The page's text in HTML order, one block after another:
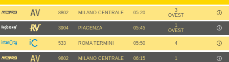
8802 MILANO CENTRALE 05:20
3
OVEST
3904 PIACENZA 05:45
1
OVEST
533 ROMA TERMINI 05:50 4
9802 MILANO CENTRALE 06:15 1